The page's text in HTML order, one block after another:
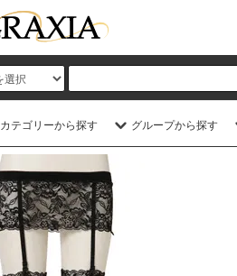
カテゴリーから探す グループから探す